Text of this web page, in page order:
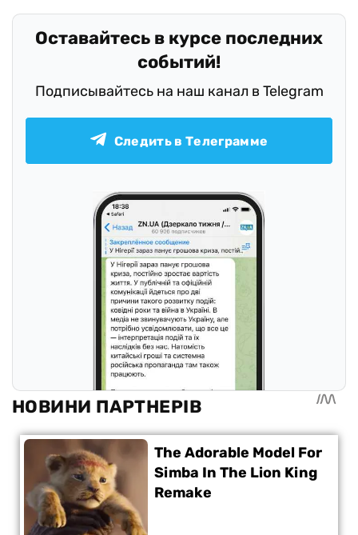
Оставайтесь в курсе последних
событий!
Подписывайтесь на наш канал в Telegram
Следить в Телеграмме